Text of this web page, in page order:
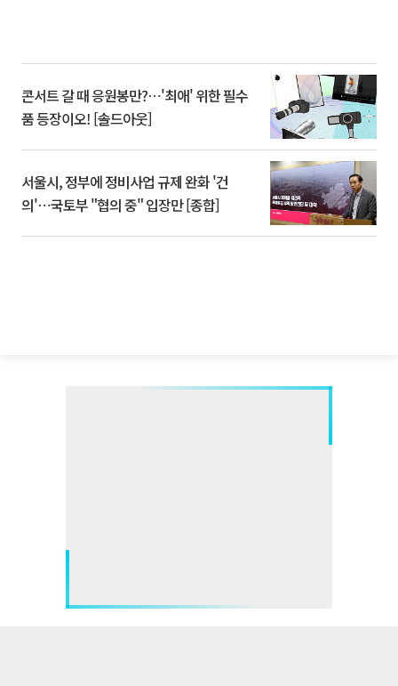
콘서트 갈 때 응원봉만?⋯'최애' 위한 필수
품 등장이오! [솔드아웃]
서울시, 정부에 정비사업 규제 완화 '건
의'⋯국토부 "협의 중" 입장만 [종합]